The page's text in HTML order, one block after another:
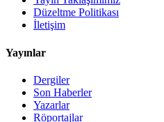
Düzeltme Politikası
İletişim
Yayınlar
Dergiler
Son Haberler
Yazarlar
Röportajlar